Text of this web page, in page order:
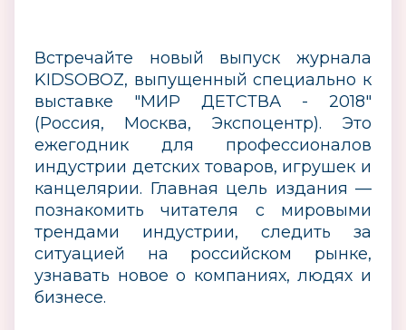
Встречайте новый выпуск журнала
KIDSOBOZ, выпущенный специально к
выставке ″МИР ДЕТСТВА - 2018″
(Россия, Москва, Экспоцентр). Это
ежегодник для профессионалов
индустрии детских товаров, игрушек и
канцелярии. Главная цель издания —
познакомить читателя с мировыми
трендами индустрии, следить за
ситуацией на российском рынке,
узнавать новое о компаниях, людях и
бизнесе.